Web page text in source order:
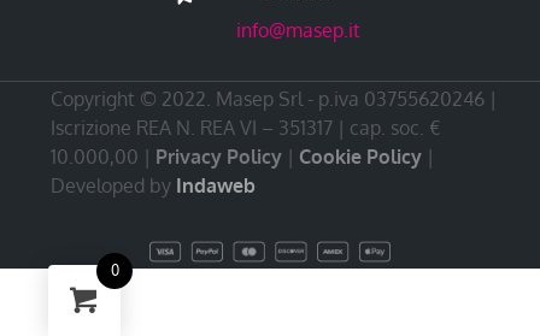
info@masep.it
Copyright © 2022. Masep Srl - p.iva 03755620246 |
Iscrizione REA N. REA VI – 351317 | cap. soc. €
10.000,00 | Privacy Policy | Cookie Policy |
Developed by Indaweb
0